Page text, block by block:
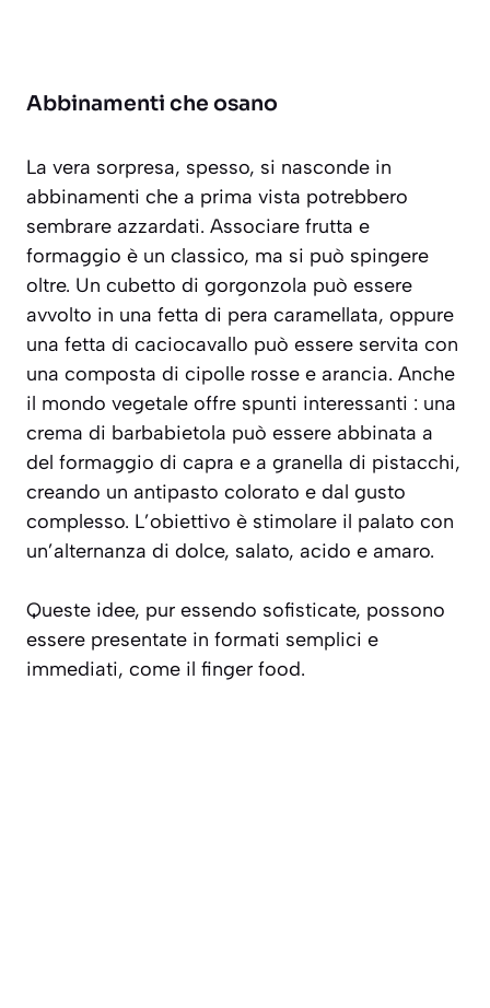
Abbinamenti che osano
La vera sorpresa, spesso, si nasconde in
abbinamenti che a prima vista potrebbero
sembrare azzardati. Associare frutta e
formaggio è un classico, ma si può spingere
oltre. Un cubetto di gorgonzola può essere
avvolto in una fetta di pera caramellata, oppure
una fetta di caciocavallo può essere servita con
una composta di cipolle rosse e arancia. Anche
il mondo vegetale offre spunti interessanti : una
crema di barbabietola può essere abbinata a
del formaggio di capra e a granella di pistacchi,
creando un antipasto colorato e dal gusto
complesso. L’obiettivo è stimolare il palato con
un’alternanza di dolce, salato, acido e amaro.
Queste idee, pur essendo sofisticate, possono
essere presentate in formati semplici e
immediati, come il finger food.